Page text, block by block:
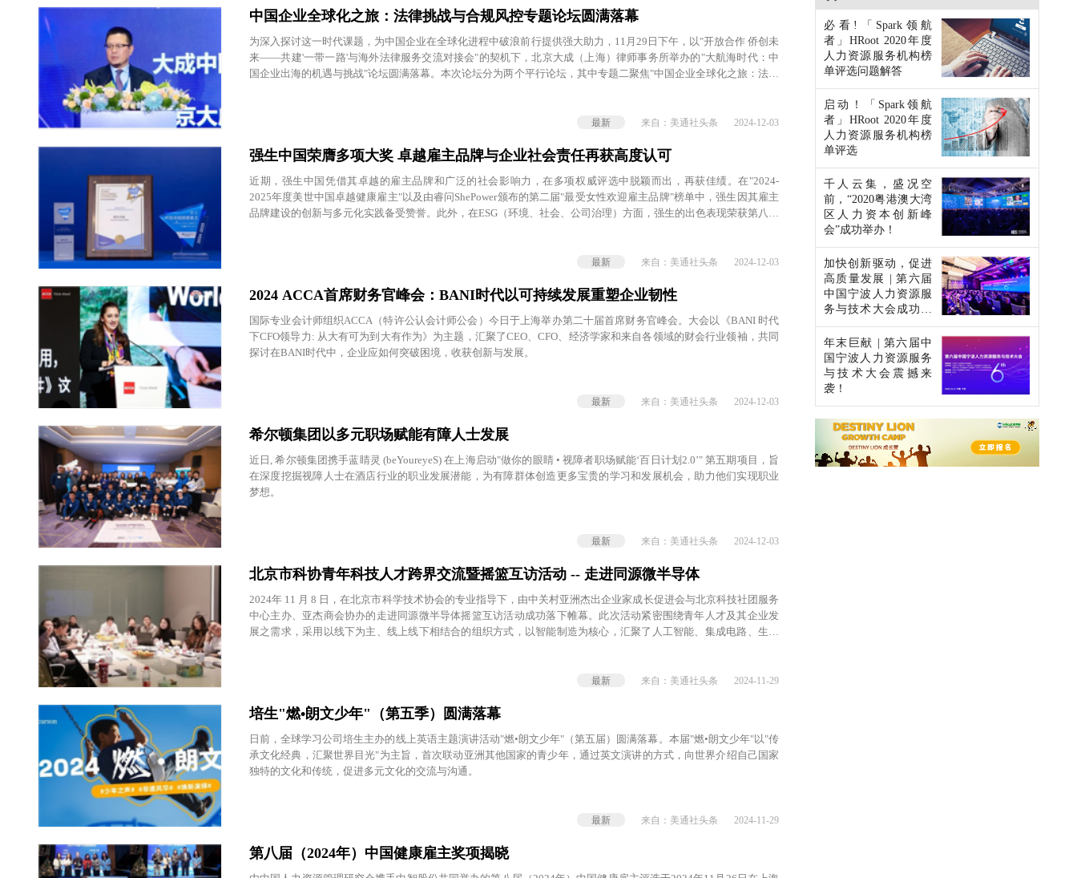
中国企业全球化之旅：法律挑战与合规风控专题论坛圆满落幕
为深入探讨这一时代课题，为中国企业在全球化进程中破浪前行提供强大助力，11月29日下午，以"开放​合作 侨创未
来——共建'一带一路'与海外法律服务交流对接会"的契机下，北京大成（上海）律师事务所举办的"大航海时代：中
国企业出海的机遇与挑战"论坛圆满落幕。本次论坛分为两个平行论坛，其中专题二聚焦"中国企业全球化之旅：法律
最新 来自：美通社头条 2024-12-03
强生中国荣膺多项大奖 卓越雇主品牌与企业社会责任再获高度认可
近期，强生中国凭借其卓越的雇主品牌和广泛的社会影响力，在多项权威评选中脱颖而出，再获佳绩。在"2024-
2025年度美世中国卓越健康雇主"以及由睿问ShePower颁布的第二届"最受女性欢迎雇主品牌"榜单中，强生因其雇主
品牌建设的创新与多元化实践备受赞誉。此外，在ESG（环境、社会、公司治理）方面，强生的出色表现荣获第八届
最新 来自：美通社头条 2024-12-03
2024 ACCA首席财务官峰会：BANI时代以可持续发展重塑企业韧性
国际专业会计师组织ACCA（特许公认会计师公会）今日于上海举办第二十届首席财务官峰会。大会以《BANI 时代
下CFO领导力: 从大有可为到大有作为》为主题，汇聚了CEO、CFO、经济学家和来自各领域的财会行业领袖，共同
探讨在BANI时代中，企业应如何突破困境，收获创新与发展。
最新 来自：美通社头条 2024-12-03
希尔顿集团以多元职场赋能有障人士发展
近日, 希尔顿集团携手蓝睛灵 (beYoureyeS) 在上海启动"做你的眼睛 • 视障者职场赋能‘百日计划2.0’" 第五期项目，旨
在深度挖掘视障人士在酒店行业的职业发展潜能，为有障群体创造更多宝贵的学习和发展机会，助力他们实现职业
梦想。
最新 来自：美通社头条 2024-12-03
北京市科协青年科技人才跨界交流暨摇篮互访活动 -- 走进同源微半导体
2024年 11 月 8 日，在北京市科学技术协会的专业指导下，由中关村亚洲杰出企业家成长促进会与北京科技社团服务
中心主办、亚杰商会协办的走进同源微半导体摇篮互访活动成功落下帷幕。此次活动紧密围绕青年人才及其企业发
展之需求，采用以线下为主、线上线下相结合的组织方式，以智能制造为核心，汇聚了人工智能、集成电路、生物
最新 来自：美通社头条 2024-11-29
培生"燃•朗文少年"（第五季）圆满落幕
日前，全球学习公司培生主办的线上英语主题演讲活动"燃•朗文少年"（第五届）圆满落幕。本届"燃•朗文少年"以"传
承文化经典，汇聚世界目光"为主旨，首次联动亚洲其他国家的青少年，通过英文演讲的方式，向世界介绍自己国家
独特的文化和传统，促进多元文化的交流与沟通。
最新 来自：美通社头条 2024-11-29
第八届（2024年）中国健康雇主奖项揭晓
必看!「Spark领航
者」HRoot 2020年度
人力资源服务机构榜
单评选问题解答
启动！「Spark领航
者」HRoot 2020年度
人力资源服务机构榜
单评选
千人云集，盛况空
前，“2020粤港澳大湾
区人力资本创新峰
会”成功举办！
加快创新驱动，促进
高质量发展 | 第六届
中国宁波人力资源服
务与技术大会成功举
办！
年末巨献 | 第六届中
国宁波人力资源服务
与技术大会震撼来
袭！